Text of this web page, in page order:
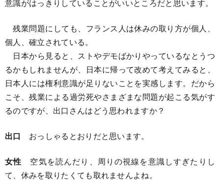
意識がはっきりしていることがいいところだと思います。
残業問題にしても、フランス人は休みの取り方が個人、
個人、確立されている。
日本から見ると、ストやデモばかりやっているなとうつ
るかもしれませんが、日本に帰って改めて考えてみると、
日本人には権利意識が足りないことを実感します。だから
こそ、残業による過労死やさまざまな問題が起こる気がす
るのですが、出口さんはどう思われますか？
出口 おっしゃるとおりだと思います。
女性 空気を読んだり、周りの視線を意識しすぎたりし
て、休みを取りたくても取れませんよね。